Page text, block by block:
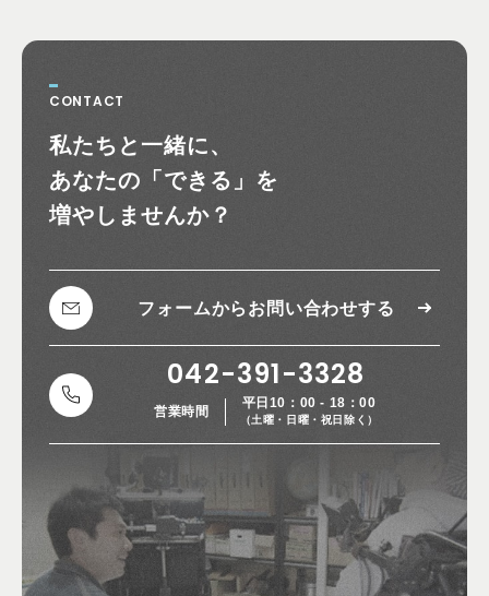
CONTACT
私たちと一緒に、
あなたの 「できる」を
増やしませんか？
フォームから お問い合わせする
042-391-3328
営業時間
平日10：00 - 18：00
（土曜・日曜・祝日除く）